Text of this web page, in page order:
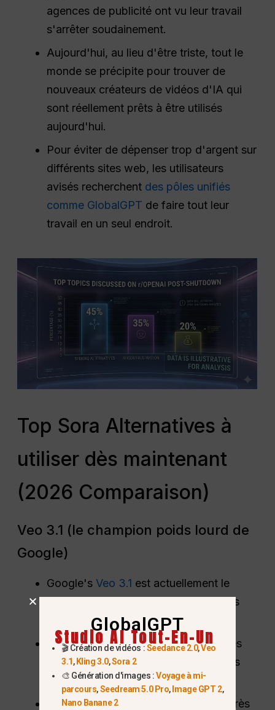
agences de publicité ont vu leur travail
s'arrêter soudainement.
Aujourd'hui, au lieu d'être triste, tout le
monde se précipite pour trouver de
nouveaux créateurs de vidéos d'IA qui
sont réellement prêts à être utilisés
aujourd'hui.
Pour éviter de dépenser trop d'argent sur
différents sites web, les utilisateurs
avisés recherchent des pôles unifiés
comme GlobalGPT de faire tout leur
travail en un seul endroit.
Top Sora Alternatives à
utiliser dès maintenant
(2026 Comparaison)
Veo 3.1 (le champion poids lourd de
Google)
Google'sVeo 3.1 est actuellement le
meilleur choix pour réaliser des vidéos
qui ressemblent à de véritables films.
Il est spécial parce qu'il peut créer des
sons et de la musique en même temps
qu'il réalise la vidéo.
Il suit également vos instructions de très
GlobalGPT
Studio AI Tout-En-Un
🎬 Création de vidéos :Seedance 2.0,Veo
3.1, Kling 3.0,Sora 2
🎨 Génération d'images :Voyage à mi-
parcours,Seedream 5.0 Pro, Image GPT 2,
Nano Banane 2